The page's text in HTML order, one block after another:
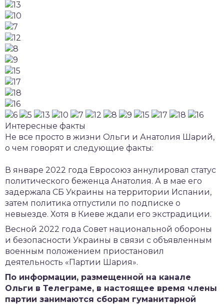
Интересные факты
Не все просто в жизни Ольги и Анатолия Шарий,
о чем говорят и следующие факты:
В январе 2022 года Евросоюз аннулировал статус
политического беженца Анатолия. А в мае его
задержала СБ Украины на территории Испании,
затем политика отпустили по подписке о
невыезде. Хотя в Киеве ждали его экстрадиции.
Весной 2022 года Совет национальной обороны
и безопасности Украины в связи с объявленным
военным положением приостановил
деятельность «Партии Шария».
По информации, размещенной на канале
Ольги в Телеграме, в настоящее время члены
партии занимаются сборам гуманитарной